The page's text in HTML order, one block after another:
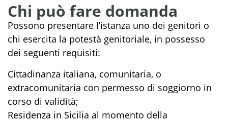
Chi può fare domanda
Possono presentare l’istanza uno dei genitori o
chi esercita la potestà genitoriale, in possesso
dei seguenti requisiti:
Cittadinanza italiana, comunitaria, o
extracomunitaria con permesso di soggiorno in
corso di validità;
Residenza in Sicilia al momento della